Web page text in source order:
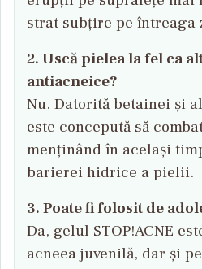
strat subțire pe întreaga
2. Uscă pielea la fel ca
antiacneice?
Nu. Datorită betainei și
este concepută să
menținând în același
barierei hidrice a pielii.
3. Poate fi folosit de
Da, gelul STOP!ACNE
acneea juvenilă, dar și